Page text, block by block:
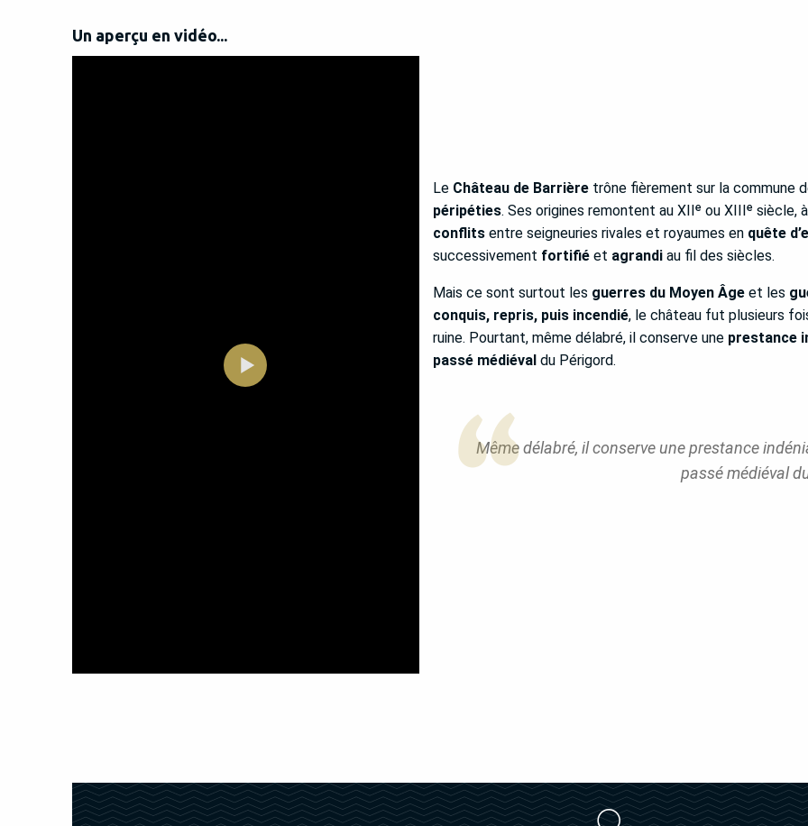
Un aperçu en vidéo...
Le Château de Barrièretrône fièrement sur la commune
péripéties. Ses origines remontent au XIIᵉ ou XIIIᵉ
conflitsentre seigneuries rivales et royaumes en quête
successivement fortifiéet agrandiau fil des siècles.
Mais ce sont surtout les guerres du Moyen Âgeet les
conquis, repris, puis incendié, le château fut plusieurs
ruine. Pourtant, même délabré, il conserve une prestance
passé médiévaldu Périgord.
Même délabré, il conserve une prestance
passé médiéval